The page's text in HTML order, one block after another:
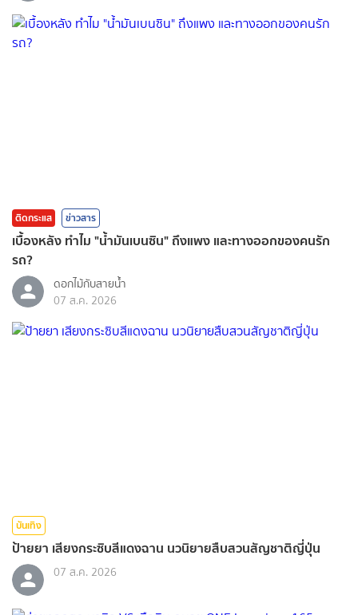
ติดกระแส ข่าวสาร
เบื้องหลัง ทำไม "น้ำมันเบนซิน" ถึงแพง และทางออกของคนรัก
รถ?
ดอกไม้กับสายน้ำ
07 ส.ค. 2026
บันเทิง
ป้ายยา เสียงกระซิบสีแดงฉาน นวนิยายสืบสวนสัญชาติญี่ปุ่น
07 ส.ค. 2026